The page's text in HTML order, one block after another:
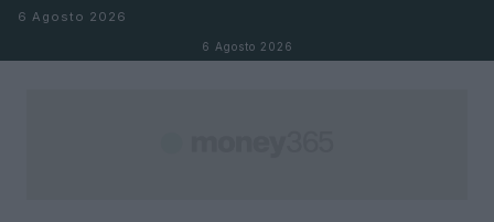
Salta al contenuto
6 Agosto 2026
6 Agosto 2026